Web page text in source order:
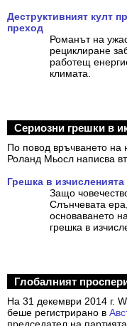
Деструктивният култ
преход
Романът на
рециклиране
работещ
климата.
Сериозни грешки в
По повод връчването на
Роланд Мьосл написва
Грешка в изчисленията
Защо
Слънчевата
основаването на
грешка в
Глобалният
На 31 декември 2014 г.
беше регистрирано в